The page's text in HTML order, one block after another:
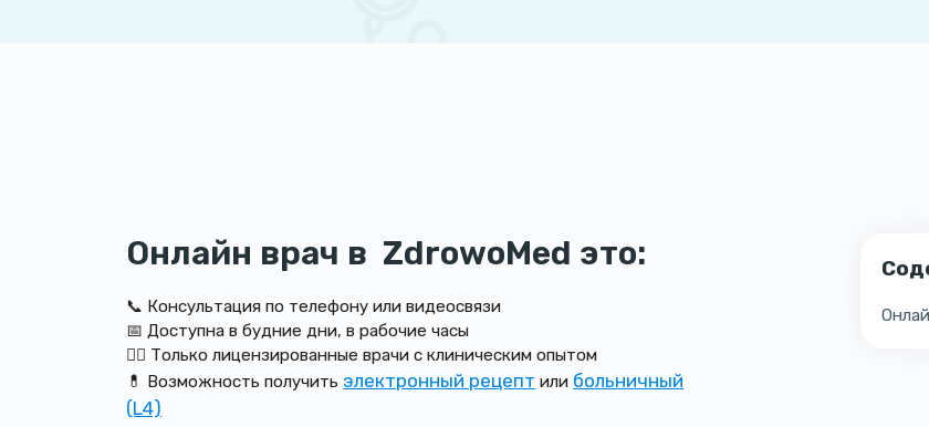
Онлайн врач в ZdrowoMed это:
📞 Консультация по телефону или видеосвязи
📅 Доступна в будние дни, в рабочие часы
👩‍⚕️ Только лицензированные врачи с клиническим опытом
💊 Возможность получить электронный рецепт или больничный
(L4)